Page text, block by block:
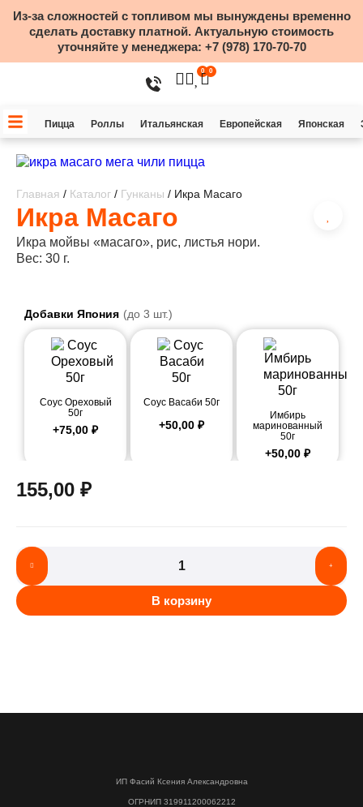
Из-за сложностей с топливом мы вынуждены временно
сделать доставку платной. Актуальную стоимость
уточняйте у менеджера: +7 (978) 170-70-70
0 0
Пицца Роллы Итальянская Европейская Японская
Главная / Каталог / Гунканы / Икра Масаго
Икра Масаго
Икра мойвы «масаго», рис, листья нори.
Вес: 30 г.
Добавки Япония (до 3 шт.)
Соус Ореховый
50г
+75,00 ₽
Соус Васаби 50г
+50,00 ₽
Имбирь
маринованный
50г
+50,00 ₽
155,00 ₽
В корзину
ИП Фасий Ксения Александровна
ОГРНИП 319911200062212